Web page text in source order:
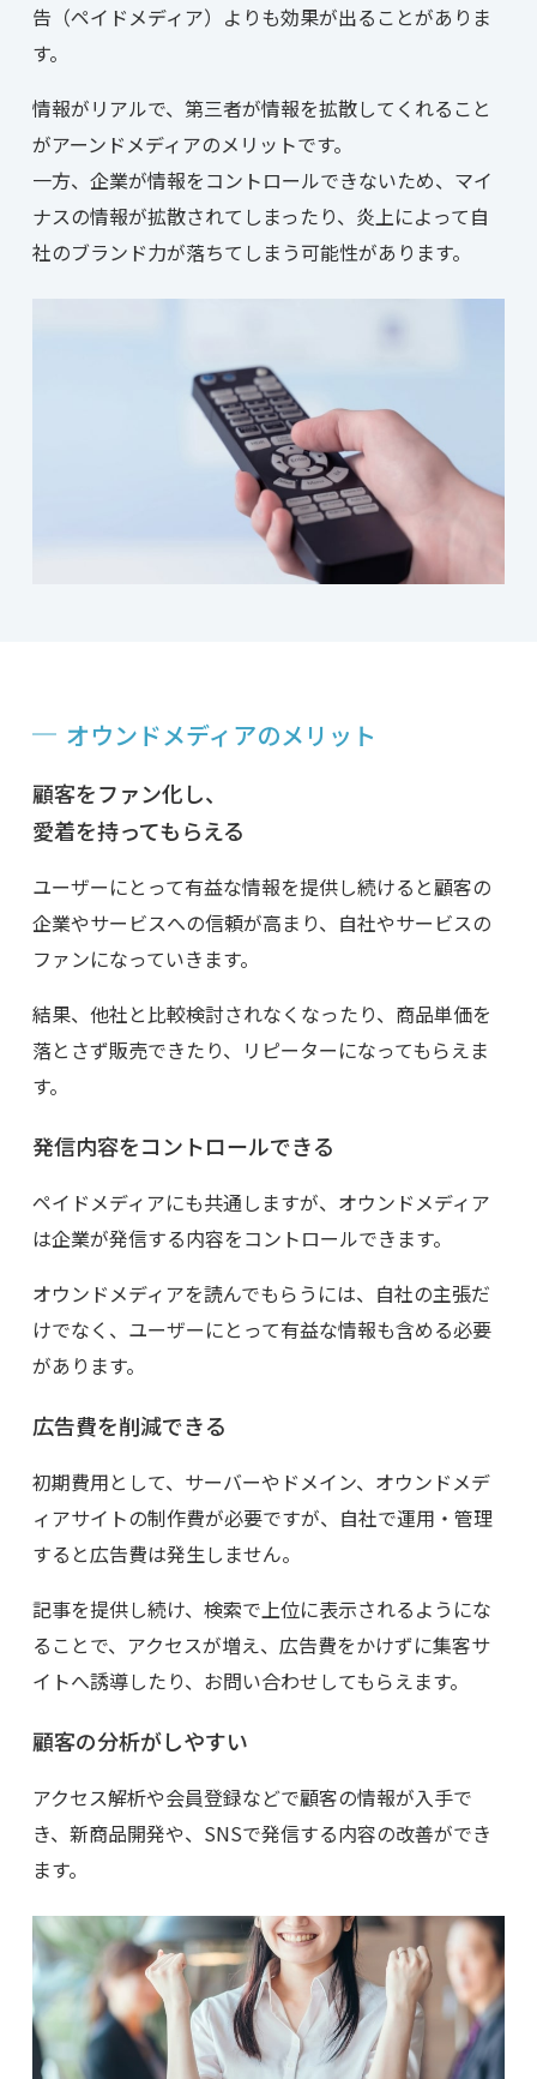
告（ペイドメディア）よりも効果が出ることがありま
す。
情報がリアルで、第三者が情報を拡散してくれること
がアーンドメディアのメリットです。
一方、企業が情報をコントロールできないため、マイ
ナスの情報が拡散されてしまったり、炎上によって自
社のブランド力が落ちてしまう可能性があります。
オウンドメディアのメリット
顧客をファン化し、
愛着を持ってもらえる
ユーザーにとって有益な情報を提供し続けると顧客の
企業やサービスへの信頼が高まり、自社やサービスの
ファンになっていきます。
結果、他社と比較検討されなくなったり、商品単価を
落とさず販売できたり、リピーターになってもらえま
す。
発信内容をコントロールできる
ペイドメディアにも共通しますが、オウンドメディア
は企業が発信する内容をコントロールできます。
オウンドメディアを読んでもらうには、自社の主張だ
けでなく、ユーザーにとって有益な情報も含める必要
があります。
広告費を削減できる
初期費用として、サーバーやドメイン、オウンドメデ
ィアサイトの制作費が必要ですが、自社で運用・管理
すると広告費は発生しません。
記事を提供し続け、検索で上位に表示されるようにな
ることで、アクセスが増え、広告費をかけずに集客サ
イトへ誘導したり、お問い合わせしてもらえます。
顧客の分析がしやすい
アクセス解析や会員登録などで顧客の情報が入手で
き、新商品開発や、SNSで発信する内容の改善ができ
ます。